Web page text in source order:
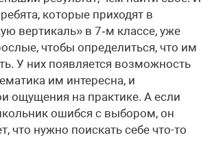
которые приходят в
вертикаль» в 7‑м классе, уже
чтобы определиться, что им
У них появляется возможность
им интересна, и
ощущения на практике. А если
ошибся с выбором, он
что нужно поискать себе что-то